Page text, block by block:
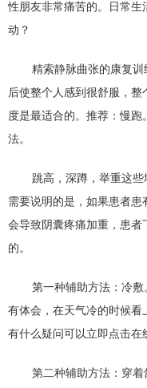
性朋友非常痛苦的。日常生
动？
精索静脉曲张的康复
后使整个人感到很舒服，
度是最适合的。推荐：慢
法。
跳高，深蹲，举重这
需要说明的是，如果患者
会导致阴囊疼痛加重，患
的。
第一种辅助方法：冷
有体会，在天气冷的时候
有什么疑问可以立即点击在
第二种辅助方法：穿着